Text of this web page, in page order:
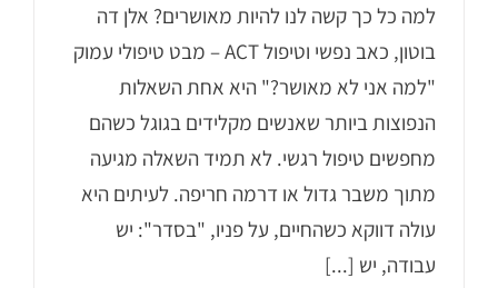
למה כל כך קשה לנו להיות מאושרים? אלן דה
בוטון, כאב נפשי וטיפול ACT – מבט טיפולי עמוק
"למה אני לא מאושר?" היא אחת השאלות
הנפוצות ביותר שאנשים מקלידים בגוגל כשהם
מחפשים טיפול רגשי. לא תמיד השאלה מגיעה
מתוך משבר גדול או דרמה חריפה. לעיתים היא
עולה דווקא כשהחיים, על פניו, "בסדר": יש
עבודה, יש [...]